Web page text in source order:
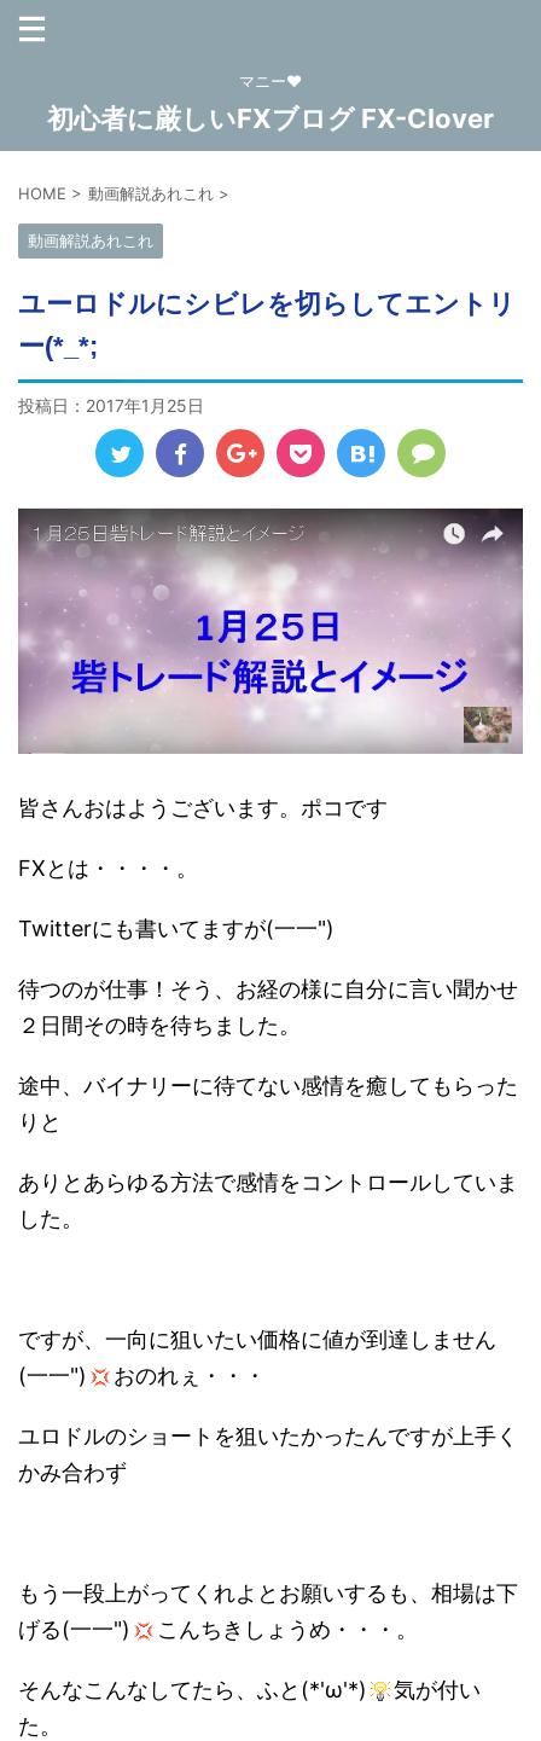
マニー❤
初心者に厳しいFXブログ FX-Clover
HOME > 動画解説あれこれ >
動画解説あれこれ
ユーロドルにシビレを切らしてエントリ
ー(*_*;
投稿日： 2017年1月25日
皆さんおはようございます。ポコです
FXとは・・・・。
Twitterにも書いてますが(一一")
待つのが仕事！そう、お経の様に自分に言い聞かせ
２日間その時を待ちました。
途中、バイナリーに待てない感情を癒してもらった
りと
ありとあらゆる方法で感情をコントロールしていま
した。
ですが、一向に狙いたい価格に値が到達しません
(一一")
おのれぇ・・・
ユロドルのショートを狙いたかったんですが上手く
かみ合わず
もう一段上がってくれよとお願いするも、相場は下
げる(一一")
こんちきしょうめ・・・。
そんなこんなしてたら、ふと(*'ω'*)
気が付い
た。